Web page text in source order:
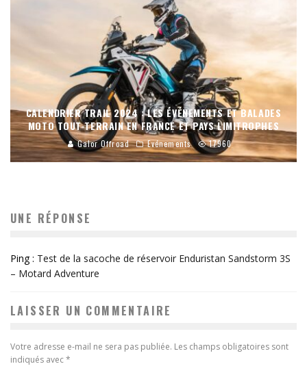
CALENDRIER TRAIL 2024 : LES ÉVÉNEMENTS ET BALADES
MOTO TOUT-TERRAIN EN FRANCE ET PAYS LIMITROPHES
Galor Offroad Evénements 17960
UNE RÉPONSE
Ping : Test de la sacoche de réservoir Enduristan Sandstorm 3S
– Motard Adventure
LAISSER UN COMMENTAIRE
Votre adresse e-mail ne sera pas publiée. Les champs obligatoires sont
indiqués avec*